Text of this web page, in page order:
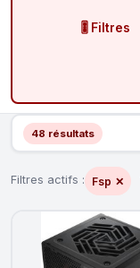
🎚️ Filtres
48 résultats
Filtres actifs : Fsp ✕